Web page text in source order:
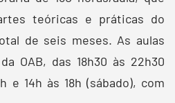
teóricas e práticas do
de seis meses. As aulas
OAB, das 18h30 às 22h30
e 14h às 18h (sábado), com